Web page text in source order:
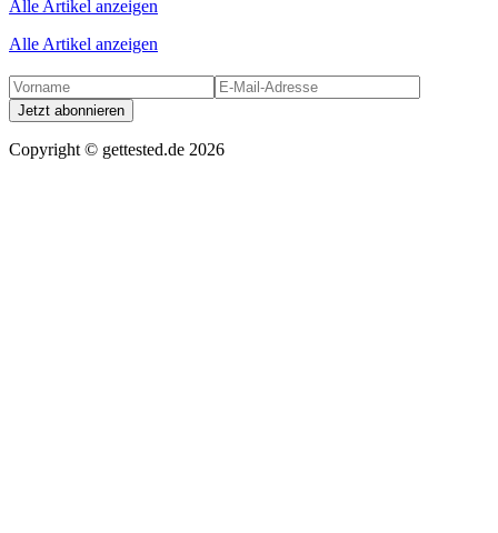
Alle Artikel anzeigen
Alle Artikel anzeigen
Jetzt abonnieren
Copyright © gettested.de 2026